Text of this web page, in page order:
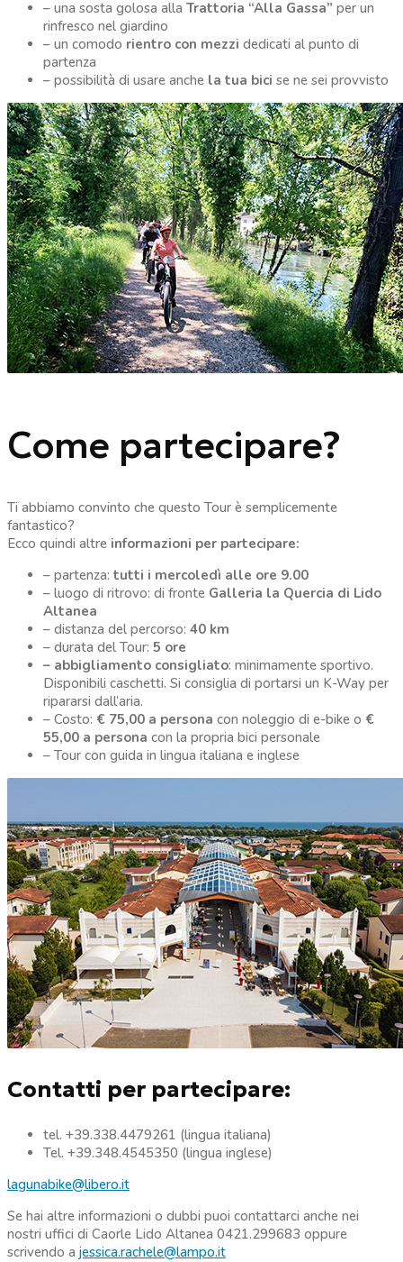
– una sosta golosa alla Trattoria “Alla Gassa” per un
rinfresco nel giardino
– un comodo rientro con mezzi dedicati al punto di
partenza
– possibilità di usare anche la tua bici se ne sei provvisto
Come partecipare?
Ti abbiamo convinto che questo Tour è semplicemente
fantastico?
Ecco quindi altre informazioni per partecipare:
– partenza: tutti i mercoledì alle ore 9.00
– luogo di ritrovo: di fronte Galleria la Quercia di Lido
Altanea
– distanza del percorso: 40 km
– durata del Tour: 5 ore
– abbigliamento consigliato: minimamente sportivo.
Disponibili caschetti. Si consiglia di portarsi un K-Way per
ripararsi dall’aria.
– Costo: € 75,00 a persona con noleggio di e-bike o €
55,00 a persona con la propria bici personale
– Tour con guida in lingua italiana e inglese
Contatti per partecipare:
tel. +39.338.4479261 (lingua italiana)
Tel. +39.348.4545350 (lingua inglese)
lagunabike@libero.it
Se hai altre informazioni o dubbi puoi contattarci anche nei
nostri uffici di Caorle Lido Altanea 0421.299683 oppure
scrivendo a jessica.rachele@lampo.it